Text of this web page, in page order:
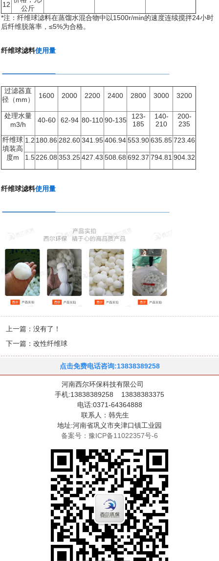
12
公斤
*注：纤维球滤料在蒸馏水混合物中以1500r/min的速度连续搅拌24小时
后纤维脱落率，≤5%为合格。
纤维球滤料使用量
过滤器直
径（mm）
1600 2000 2200 2400 2800 3000 3200
处理水量
m3/h
40-60 62-94 80-11090-135
123-
185
140-
210
200-
235
纤维球
填装高
度m
1.2 180.86 282.60 341.95 406.94 553.90 635.85 723.46
1.5 226.08 353.25 427.43 508.68 692.37 794.81 904.32
纤维球滤料使用量
上一篇：没有了！
下一篇：改性纤维球
点击免费电话咨询:13838389258
河南西尔环保科技有限公司
手机:13838389258 13838383375
电话:0371-64364888
联系人：韩先生
地址:河南省巩义市夹津口镇工业园
备案号：豫ICP备11022357号-6